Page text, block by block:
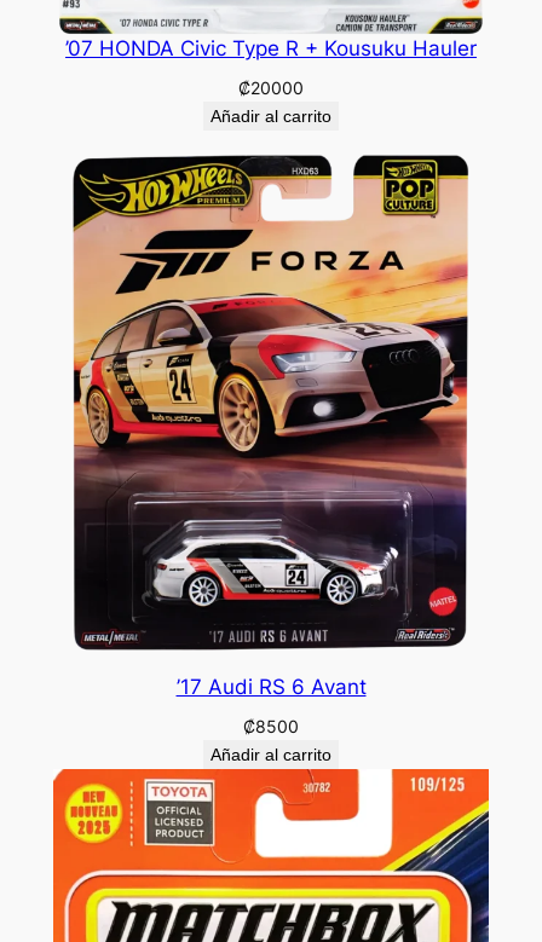
’07 HONDA Civic Type R + Kousuku Hauler
₡20000
Añadir al carrito
’17 Audi RS 6 Avant
₡8500
Añadir al carrito